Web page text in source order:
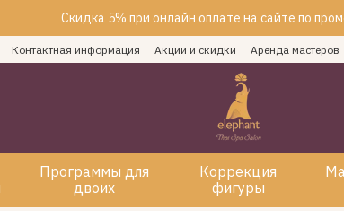
Скидка 5% при онлайн оплате на сайте по
Контактная информация Акции и скидки Аренда мастеров
Программы для
двоих
Коррекция
фигуры